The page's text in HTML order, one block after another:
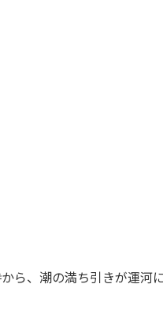
ら、潮の満ち引きが運河